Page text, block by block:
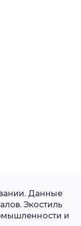
Данные
Экостиль
и